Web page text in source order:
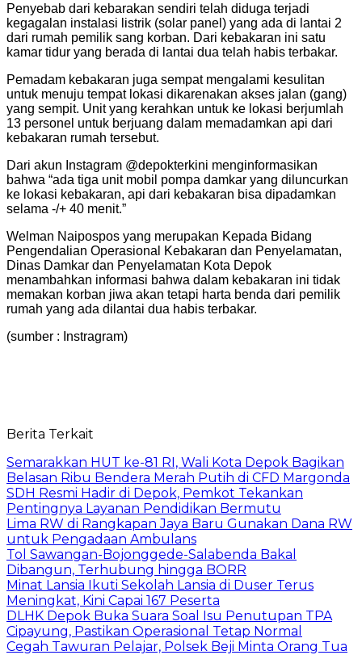
Penyebab dari kebarakan sendiri telah diduga terjadi
kegagalan instalasi listrik (solar panel) yang ada di lantai 2
dari rumah pemilik sang korban. Dari kebakaran ini satu
kamar tidur yang berada di lantai dua telah habis terbakar.
Pemadam kebakaran juga sempat mengalami kesulitan
untuk menuju tempat lokasi dikarenakan akses jalan (gang)
yang sempit. Unit yang kerahkan untuk ke lokasi berjumlah
13 personel untuk berjuang dalam memadamkan api dari
kebakaran rumah tersebut.
Dari akun Instagram @depokterkini menginformasikan
bahwa “ada tiga unit mobil pompa damkar yang diluncurkan
ke lokasi kebakaran, api dari kebakaran bisa dipadamkan
selama -/+ 40 menit.”
Welman Naipospos yang merupakan Kepada Bidang
Pengendalian Operasional Kebakaran dan Penyelamatan,
Dinas Damkar dan Penyelamatan Kota Depok
menambahkan informasi bahwa dalam kebakaran ini tidak
memakan korban jiwa akan tetapi harta benda dari pemilik
rumah yang ada dilantai dua habis terbakar.
(sumber : Instragram)
Berita Terkait
Semarakkan HUT ke-81 RI, Wali Kota Depok Bagikan
Belasan Ribu Bendera Merah Putih di CFD Margonda
SDH Resmi Hadir di Depok, Pemkot Tekankan
Pentingnya Layanan Pendidikan Bermutu
Lima RW di Rangkapan Jaya Baru Gunakan Dana RW
untuk Pengadaan Ambulans
Tol Sawangan-Bojonggede-Salabenda Bakal
Dibangun, Terhubung hingga BORR
Minat Lansia Ikuti Sekolah Lansia di Duser Terus
Meningkat, Kini Capai 167 Peserta
DLHK Depok Buka Suara Soal Isu Penutupan TPA
Cipayung, Pastikan Operasional Tetap Normal
Cegah Tawuran Pelajar, Polsek Beji Minta Orang Tua